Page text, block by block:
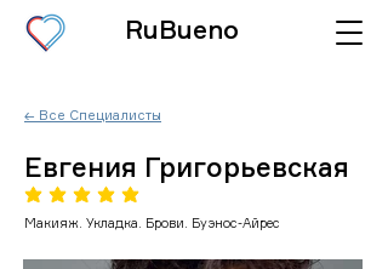
RuBueno
← Все Специалисты
Евгения Григорьевская
средний рейтинг 5 из 5
Макияж. Укладка. Брови. Буэнос-Айрес